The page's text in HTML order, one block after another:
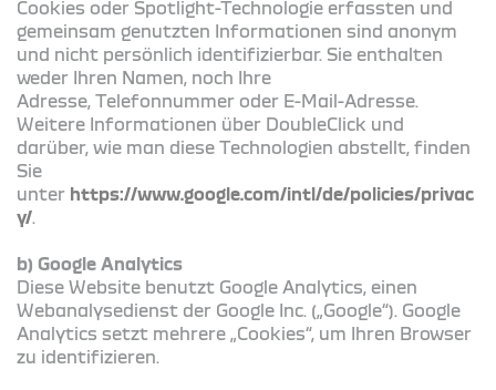
Cookies oder Spotlight-Technologie erfassten und
gemeinsam genutzten Informationen sind anonym
und nicht persönlich identifizierbar. Sie enthalten
weder Ihren Namen, noch Ihre
Adresse, Telefonnummer oder E-Mail-Adresse.
Weitere Informationen über DoubleClick und
darüber, wie man diese Technologien abstellt, finden
Sie
unter https://www.google.com/intl/de/policies/privac
y/.
b) Google Analytics
Diese Website benutzt Google Analytics, einen
Webanalysedienst der Google Inc. („Google“). Google
Analytics setzt mehrere „Cookies“, um Ihren Browser
zu identifizieren.